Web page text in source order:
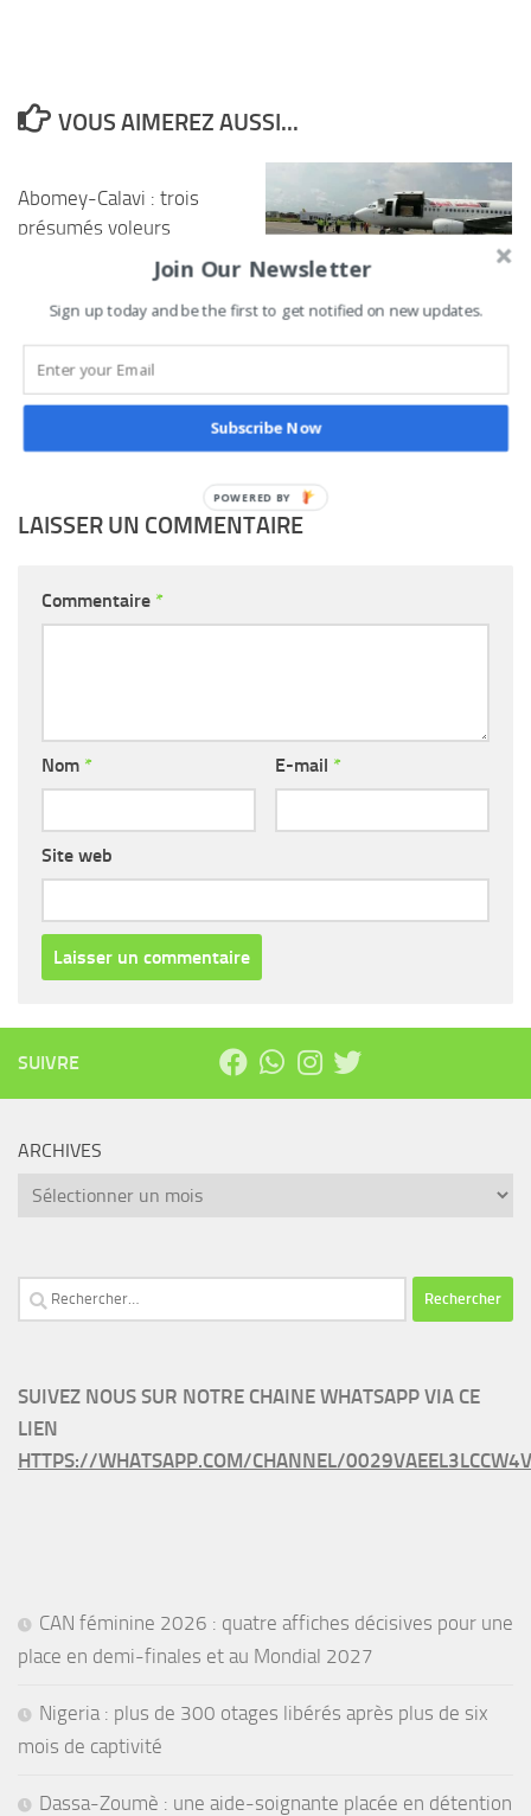
VOUS AIMEREZ AUSSI...
Abomey-Calavi : trois
présumés voleurs
interpellés à Godomey,
des motos récupérées
Bénin : atterrissage des
26 trésors royaux à
10 NOVEMBRE 2021
LAISSER UN COMMENTAIRE
Commentaire *
Nom * E-mail *
Site web
SUIVRE
ARCHIVES
Archives
Rechercher :
SUIVEZ NOUS SUR NOTRE CHAINE WHATSAPP VIA CE
LIEN
HTTPS://WHATSAPP.COM/CHANNEL/
CAN féminine 2026 : quatre affiches décisives pour une
place en demi-finales et au Mondial 2027
Nigeria : plus de 300 otages libérés après plus de six
mois de captivité
Dassa-Zoumè : une aide-soignante placée en détention
Join Our Newsletter
Sign up today and be the first to get notified on new updates.
Subscribe Now